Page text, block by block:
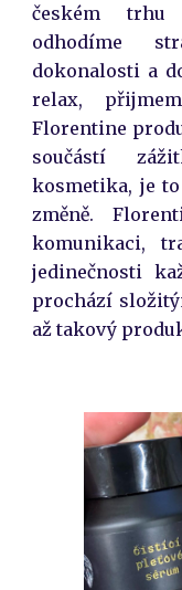
českém trhu
odhodíme
dokonalosti a
relax,
Florentine
součástí
kosmetika, je
změně.
komunikaci,
jedinečnosti
prochází
až takový